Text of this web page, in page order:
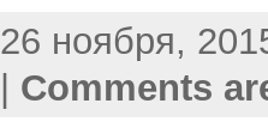
26 ноября,
Comments